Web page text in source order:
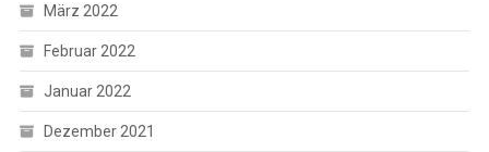
März 2022
Februar 2022
Januar 2022
Dezember 2021